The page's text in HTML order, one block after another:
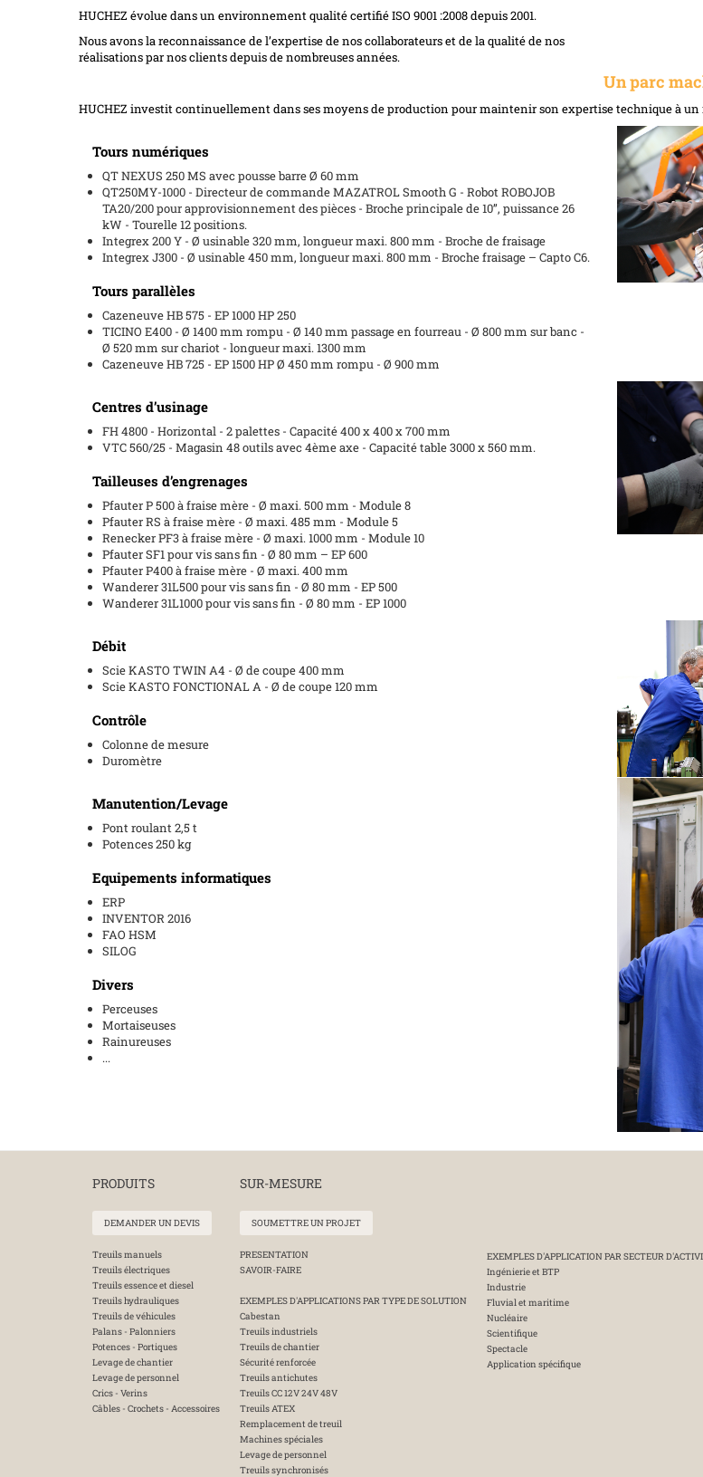
HUCHEZ évolue dans un environnement qualité certifié ISO 9001 :2008 depuis 2001.
Nous avons la reconnaissance de l’expertise de nos collaborateurs et de la qualité de nos
réalisations par nos clients depuis de nombreuses années.
Un parc
HUCHEZ investit continuellement dans ses moyens de production pour maintenir son expertise technique à un
Tours numériques
QT NEXUS 250 MS avec pousse barre Ø 60 mm
QT250MY-1000 - Directeur de commande MAZATROL Smooth G - Robot ROBOJOB
TA20/200 pour approvisionnement des pièces - Broche principale de 10’’, puissance 26
kW - Tourelle 12 positions.
Integrex 200 Y - Ø usinable 320 mm, longueur maxi. 800 mm - Broche de fraisage
Integrex J300 - Ø usinable 450 mm, longueur maxi. 800 mm - Broche fraisage – Capto C6.
Tours parallèles
Cazeneuve HB 575 - EP 1000 HP 250
TICINO E400 - Ø 1400 mm rompu - Ø 140 mm passage en fourreau - Ø 800 mm sur banc -
Ø 520 mm sur chariot - longueur maxi. 1300 mm
Cazeneuve HB 725 - EP 1500 HP Ø 450 mm rompu - Ø 900 mm
Centres d’usinage
FH 4800 - Horizontal - 2 palettes - Capacité 400 x 400 x 700 mm
VTC 560/25 - Magasin 48 outils avec 4ème axe - Capacité table 3000 x 560 mm.
Tailleuses d’engrenages
Pfauter P 500 à fraise mère - Ø maxi. 500 mm - Module 8
Pfauter RS à fraise mère - Ø maxi. 485 mm - Module 5
Renecker PF3 à fraise mère - Ø maxi. 1000 mm - Module 10
Pfauter SF1 pour vis sans fin - Ø 80 mm – EP 600
Pfauter P400 à fraise mère - Ø maxi. 400 mm
Wanderer 31L500 pour vis sans fin - Ø 80 mm - EP 500
Wanderer 31L1000 pour vis sans fin - Ø 80 mm - EP 1000
Débit
Scie KASTO TWIN A4 - Ø de coupe 400 mm
Scie KASTO FONCTIONAL A - Ø de coupe 120 mm
Contrôle
Colonne de mesure
Duromètre
Manutention/Levage
Pont roulant 2,5 t
Potences 250 kg
Equipements informatiques
ERP
INVENTOR 2016
FAO HSM
SILOG
Divers
Perceuses
Mortaiseuses
Rainureuses
...
PRODUITS
DEMANDER UN DEVIS
Treuils manuels
Treuils électriques
Treuils essence et diesel
Treuils hydrauliques
Treuils de véhicules
Palans - Palonniers
Potences - Portiques
Levage de chantier
Levage de personnel
Crics - Verins
Câbles - Crochets - Accessoires
SUR-MESURE
SOUMETTRE UN PROJET
PRESENTATION
SAVOIR-FAIRE
EXEMPLES D'APPLICATIONS PAR TYPE DE SOLUTION
Cabestan
Treuils industriels
Treuils de chantier
Sécurité renforcée
Treuils antichutes
Treuils CC 12V 24V 48V
Treuils ATEX
Remplacement de treuil
Machines spéciales
Levage de personnel
Treuils synchronisés
EXEMPLES D'APPLICATION PAR SECTEUR
Ingénierie et BTP
Industrie
Fluvial et maritime
Nucléaire
Scientifique
Spectacle
Application spécifique